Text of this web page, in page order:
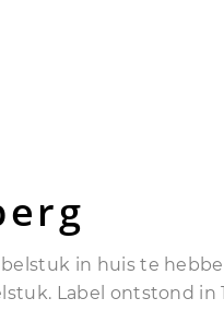
in huis te
Label ontstond in